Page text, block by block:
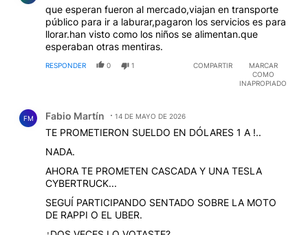
que esperan fueron al mercado,viajan en transporte
público para ir a laburar,pagaron los servicios es para
llorar.han visto como los niños se alimentan.que
esperaban otras mentiras.
RESPONDER 0 1 COMPARTIR
MARCAR
COMO
INAPROPIADO
FM Fabio Martín 14 DE MAYO DE 2026
TE PROMETIERON SUELDO EN DÓLARES 1 A !..
NADA.
AHORA TE PROMETEN CASCADA Y UNA TESLA
CYBERTRUCK...
SEGUÍ PARTICIPANDO SENTADO SOBRE LA MOTO
DE RAPPI O EL UBER.